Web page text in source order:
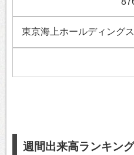
東京海上ホールディングス
週間出来高ランキン